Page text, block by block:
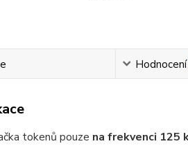
Hodnocení
tokenů pouze na frekvenci 125